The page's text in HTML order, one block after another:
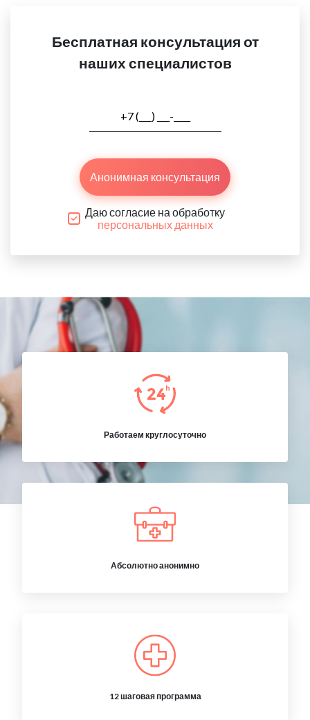
Бесплатная консультация от
наших специалистов
Анонимная консультация
Даю согласие на обработку
персональных данных
Работаем круглосуточно
Абсолютно анонимно
12 шаговая программа